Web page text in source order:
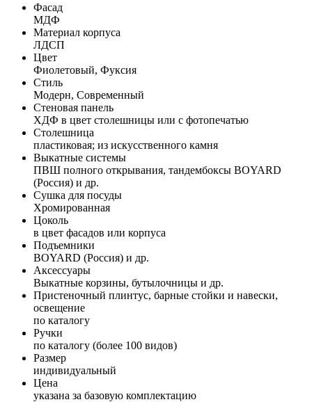
Фасад
МДФ
Материал корпуса
ЛДСП
Цвет
Фиолетовый, Фуксия
Стиль
Модерн, Современный
Стеновая панель
ХДФ в цвет столешницы или с фотопечатью
Столешница
пластиковая; из искусственного камня
Выкатные системы
ПВШ полного открывания, тандембоксы BOYARD
(Россия) и др.
Сушка для посуды
Хромированная
Цоколь
в цвет фасадов или корпуса
Подъемники
BOYARD (Россия) и др.
Аксессуары
Выкатные корзины, бутылочницы и др.
Пристеночный плинтус, барные стойки и навески,
освещение
по каталогу
Ручки
по каталогу (более 100 видов)
Размер
индивидуальный
Цена
указана за базовую комплектацию